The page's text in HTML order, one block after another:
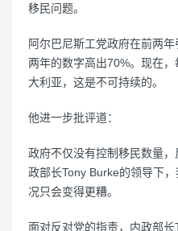
移民问题。
阿尔巴尼斯工党政府在前两
两年的数字高出70%。现在
大利亚，这是不可持续的。
他进一步批评道：
政府不仅没有控制移民数量
政部长Tony Burke的领导下
况只会变得更糟。
面对反对党的指责，内政部